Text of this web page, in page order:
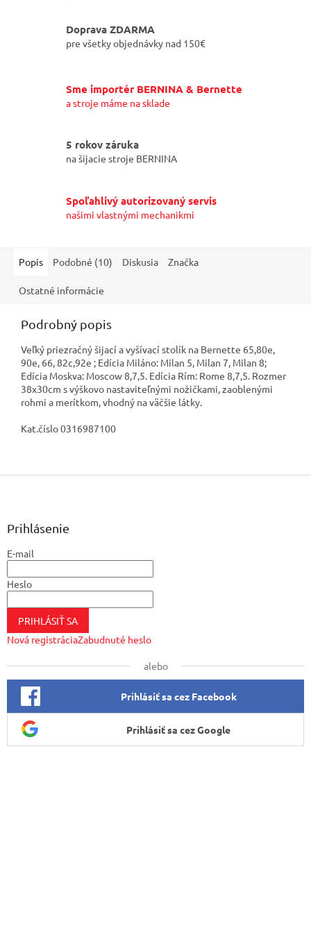
Doprava ZDARMA
pre všetky objednávky nad 150€
Sme importér BERNINA & Bernette
a stroje máme na sklade
5 rokov záruka
na šijacie stroje BERNINA
Spoľahlivý autorizovaný servis
našimi vlastnými mechanikmi
Popis Podobné (10) Diskusia Značka
Ostatné informácie
Podrobný popis
Veľký priezračný šijací a vyšívací stolík na Bernette 65,80e,
90e, 66, 82c,92e ; Edícia Miláno: Milan 5, Milan 7, Milan 8;
Edícia Moskva: Moscow 8,7,5. Edícia Rím: Rome 8,7,5. Rozmer
38x30cm s výškovo nastaviteľnými nožičkami, zaoblenými
rohmi a merítkom, vhodný na väčšie látky.
Kat.číslo 0316987100
Prihlásenie
E-mail
Heslo
PRIHLÁSIŤ SA
Nová registráciaZabudnuté heslo
alebo
Prihlásiť sa cez Facebook
Prihlásiť sa cez Google